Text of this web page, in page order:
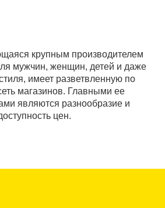
крупным производителем
мужчин, женщин, детей и даже
имеет разветвленную по
магазинов. Главными ее
являются разнообразие и
цен.